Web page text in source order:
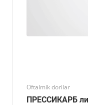
Oftalmik dorilar
ПРЕССИКАРБ